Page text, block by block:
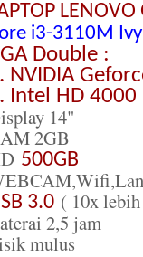
LENOVO
i3-3110M
Double :
NVIDIA
Intel HD 4000
14"
2GB
500GB
3.0 ( 10x
2,5 jam
mulus